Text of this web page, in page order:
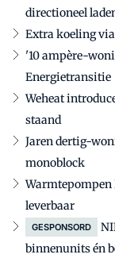
directioneel
Extra koeling
'10 ampère-
Energietransitie
Weheat
staand
Jaren dertig-
monoblock
Warmtepompen
leverbaar
GESPONSORD
binnenunits én